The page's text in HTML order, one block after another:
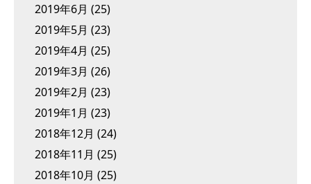
2019年6月 (25)
2019年5月 (23)
2019年4月 (25)
2019年3月 (26)
2019年2月 (23)
2019年1月 (23)
2018年12月 (24)
2018年11月 (25)
2018年10月 (25)